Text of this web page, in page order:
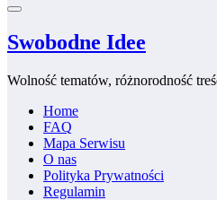
Swobodne Idee
Wolność tematów, różnorodność
Home
FAQ
Mapa Serwisu
O nas
Polityka Prywatności
Regulamin